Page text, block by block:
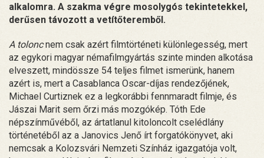
alkalomra. A szakma végre mosolygós tekintetekkel,
derűsen távozott a vetítőteremből.
A toloncnem csak azért filmtörténeti különlegesség, mert
az egykori magyar némafilmgyártás szinte minden alkotása
elveszett, mindössze 54 teljes filmet ismerünk, hanem
azért is, mert a Casablanca Oscar-díjas rendezőjének,
Michael Curtiznek ez a legkorábbi fennmaradt filmje, és
Jászai Marit sem őrzi más mozgókép. Tóth Ede
népszínművéből, az ártatlanul kitoloncolt cselédlány
történetéből az a Janovics Jenő írt forgatókönyvet, aki
nemcsak a Kolozsvári Nemzeti Színház igazgatója volt,